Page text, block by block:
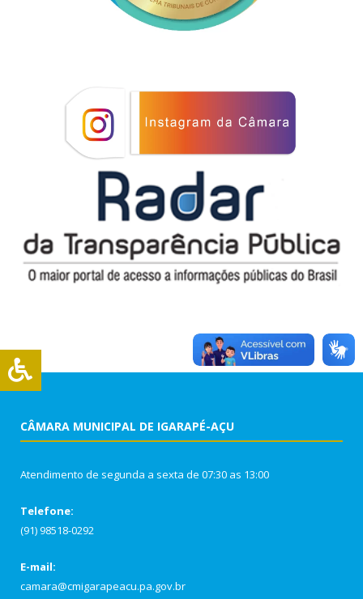
CÂMARA MUNICIPAL DE IGARAPÉ-AÇU
Atendimento de segunda a sexta de 07:30 as 13:00
Telefone:
(91) 98518-0292
E-mail:
camara@cmigarapeacu.pa.gov.br